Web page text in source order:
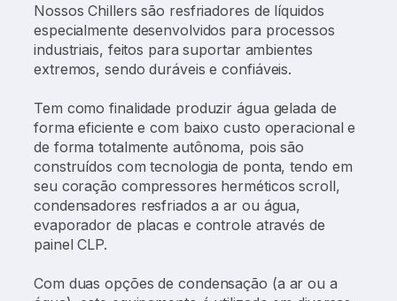
Nossos Chillers são resfriadores de líquidos
especialmente desenvolvidos para processos
industriais, feitos para suportar ambientes
extremos, sendo duráveis e confiáveis.
Tem como finalidade produzir água gelada de
forma eficiente e com baixo custo operacional e
de forma totalmente autônoma, pois são
construídos com tecnologia de ponta, tendo em
seu coração compressores herméticos scroll,
condensadores resfriados a ar ou água,
evaporador de placas e controle através de
painel CLP.
Com duas opções de condensação (a ar ou a